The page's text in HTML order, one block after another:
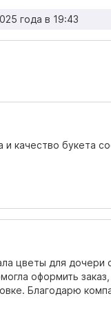
года в 19:43
качество букета
цветы для дочери
оформить
Благодарю